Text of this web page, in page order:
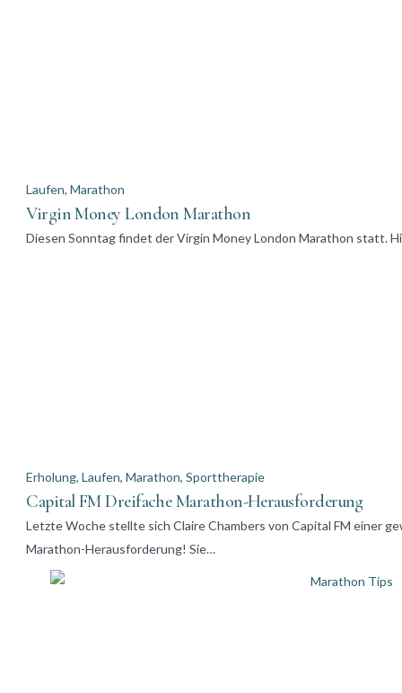
Laufen,Marathon
Virgin Money London Marathon
Diesen Sonntag findet der Virgin Money London Marathon statt.
Erholung,Laufen,Marathon,Sporttherapie
Capital FM Dreifache Marathon-Herausforderung
Letzte Woche stellte sich Claire Chambers von Capital FM einer
Marathon-Herausforderung! Sie…